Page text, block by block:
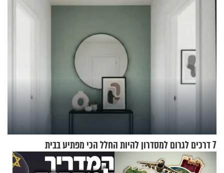
7 דרכים לגרום למסדרון להיות החלל הכי מפתיע בבית